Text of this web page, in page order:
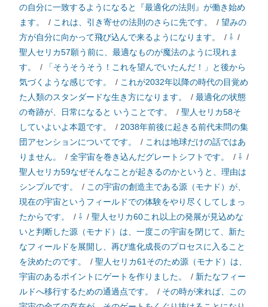
の自分に一致するようになると『最適化の法則』が働き始め
ます。
/ これは、引き寄せの法則のさらに先です。 / 望みの
方が自分に向かって飛び込んで来るようになります。
/ ⇩ /
聖人セリカ57願う前に、最適なものが魔法のように現れま
す。
/
「そうそうそう！これを望んでいたんだ！」と後から
気づくような感じです。
/ これが2032年以降の時代の目覚め
た人類のスタンダードな生き方になります。
/ 最適化の状態
の奇跡が、日常になると いうことです。
/ 聖人セリカ58そ
していよいよ本題です。
/ 2038年前後に起きる前代未問の集
団アセンションについてです。
/ これは地球だけの話ではあ
りません。
/ 全宇宙を巻き込んだグレートシフトです。 / ⇩ /
聖人セリカ59なぜそんなことが起きるのかというと、理由は
シンプルです。
/ この宇宙の創造主である源（モナド）が、
現在の宇宙というフィールドでの体験をやり尽くしてしまっ
たからです。
/ ⇩ / 聖人セリカ60これ以上の発展が見込めな
いと判断した源（モナド）は、一度この宇宙を閉じて、新た
なフィールドを展開し、再び進化成長のプロセスに入ること
を決めたのです。
/ 聖人セリカ61そのため源（モナド）は、
宇宙のあるポイントにゲートを作りました。
/ 新たなフィー
ルドへ移行するための通過点です。
/ その時が来れば、この